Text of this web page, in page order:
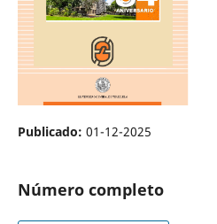
Publicado: 01-12-2025
Número completo